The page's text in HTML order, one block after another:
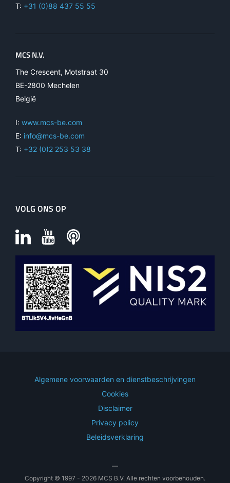
T: +31 (0)88 437 55 55
MCS N.V.
The Crescent, Motstraat 30
BE-2800 Mechelen
België
I: www.mcs-be.com
E: info@mcs-be.com
T: +32 (0)2 253 53 38
VOLG ONS OP
Algemene voorwaarden en dienstbeschrijvingen
Cookies
Disclaimer
Privacy policy
Beleidsverklaring
—
Copyright © 1997 - 2026 MCS B.V. Alle rechten voorbehouden.